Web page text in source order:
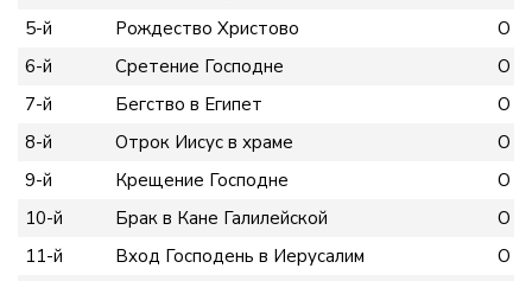
5-й
Рождество Христово
О
6-й
Сретение Господне
О
7-й
Бегство в Египет
О
8-й
Отрок Иисус в храме
О
9-й
Крещение Господне
О
10-й
Брак в Кане Галилейской
О
11-й
Вход Господень в Иерусалим
О